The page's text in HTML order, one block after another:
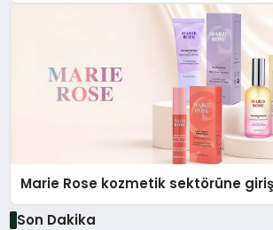
Marie Rose kozmetik sektörüne
Son Dakika